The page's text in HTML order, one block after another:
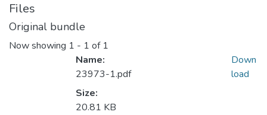
Files
Original bundle
Now showing 1 - 1 of 1
Name:
23973-1.pdf
Size:
20.81 KB
Down
load